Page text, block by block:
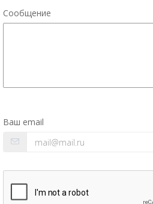
Сообщение
Ваш email